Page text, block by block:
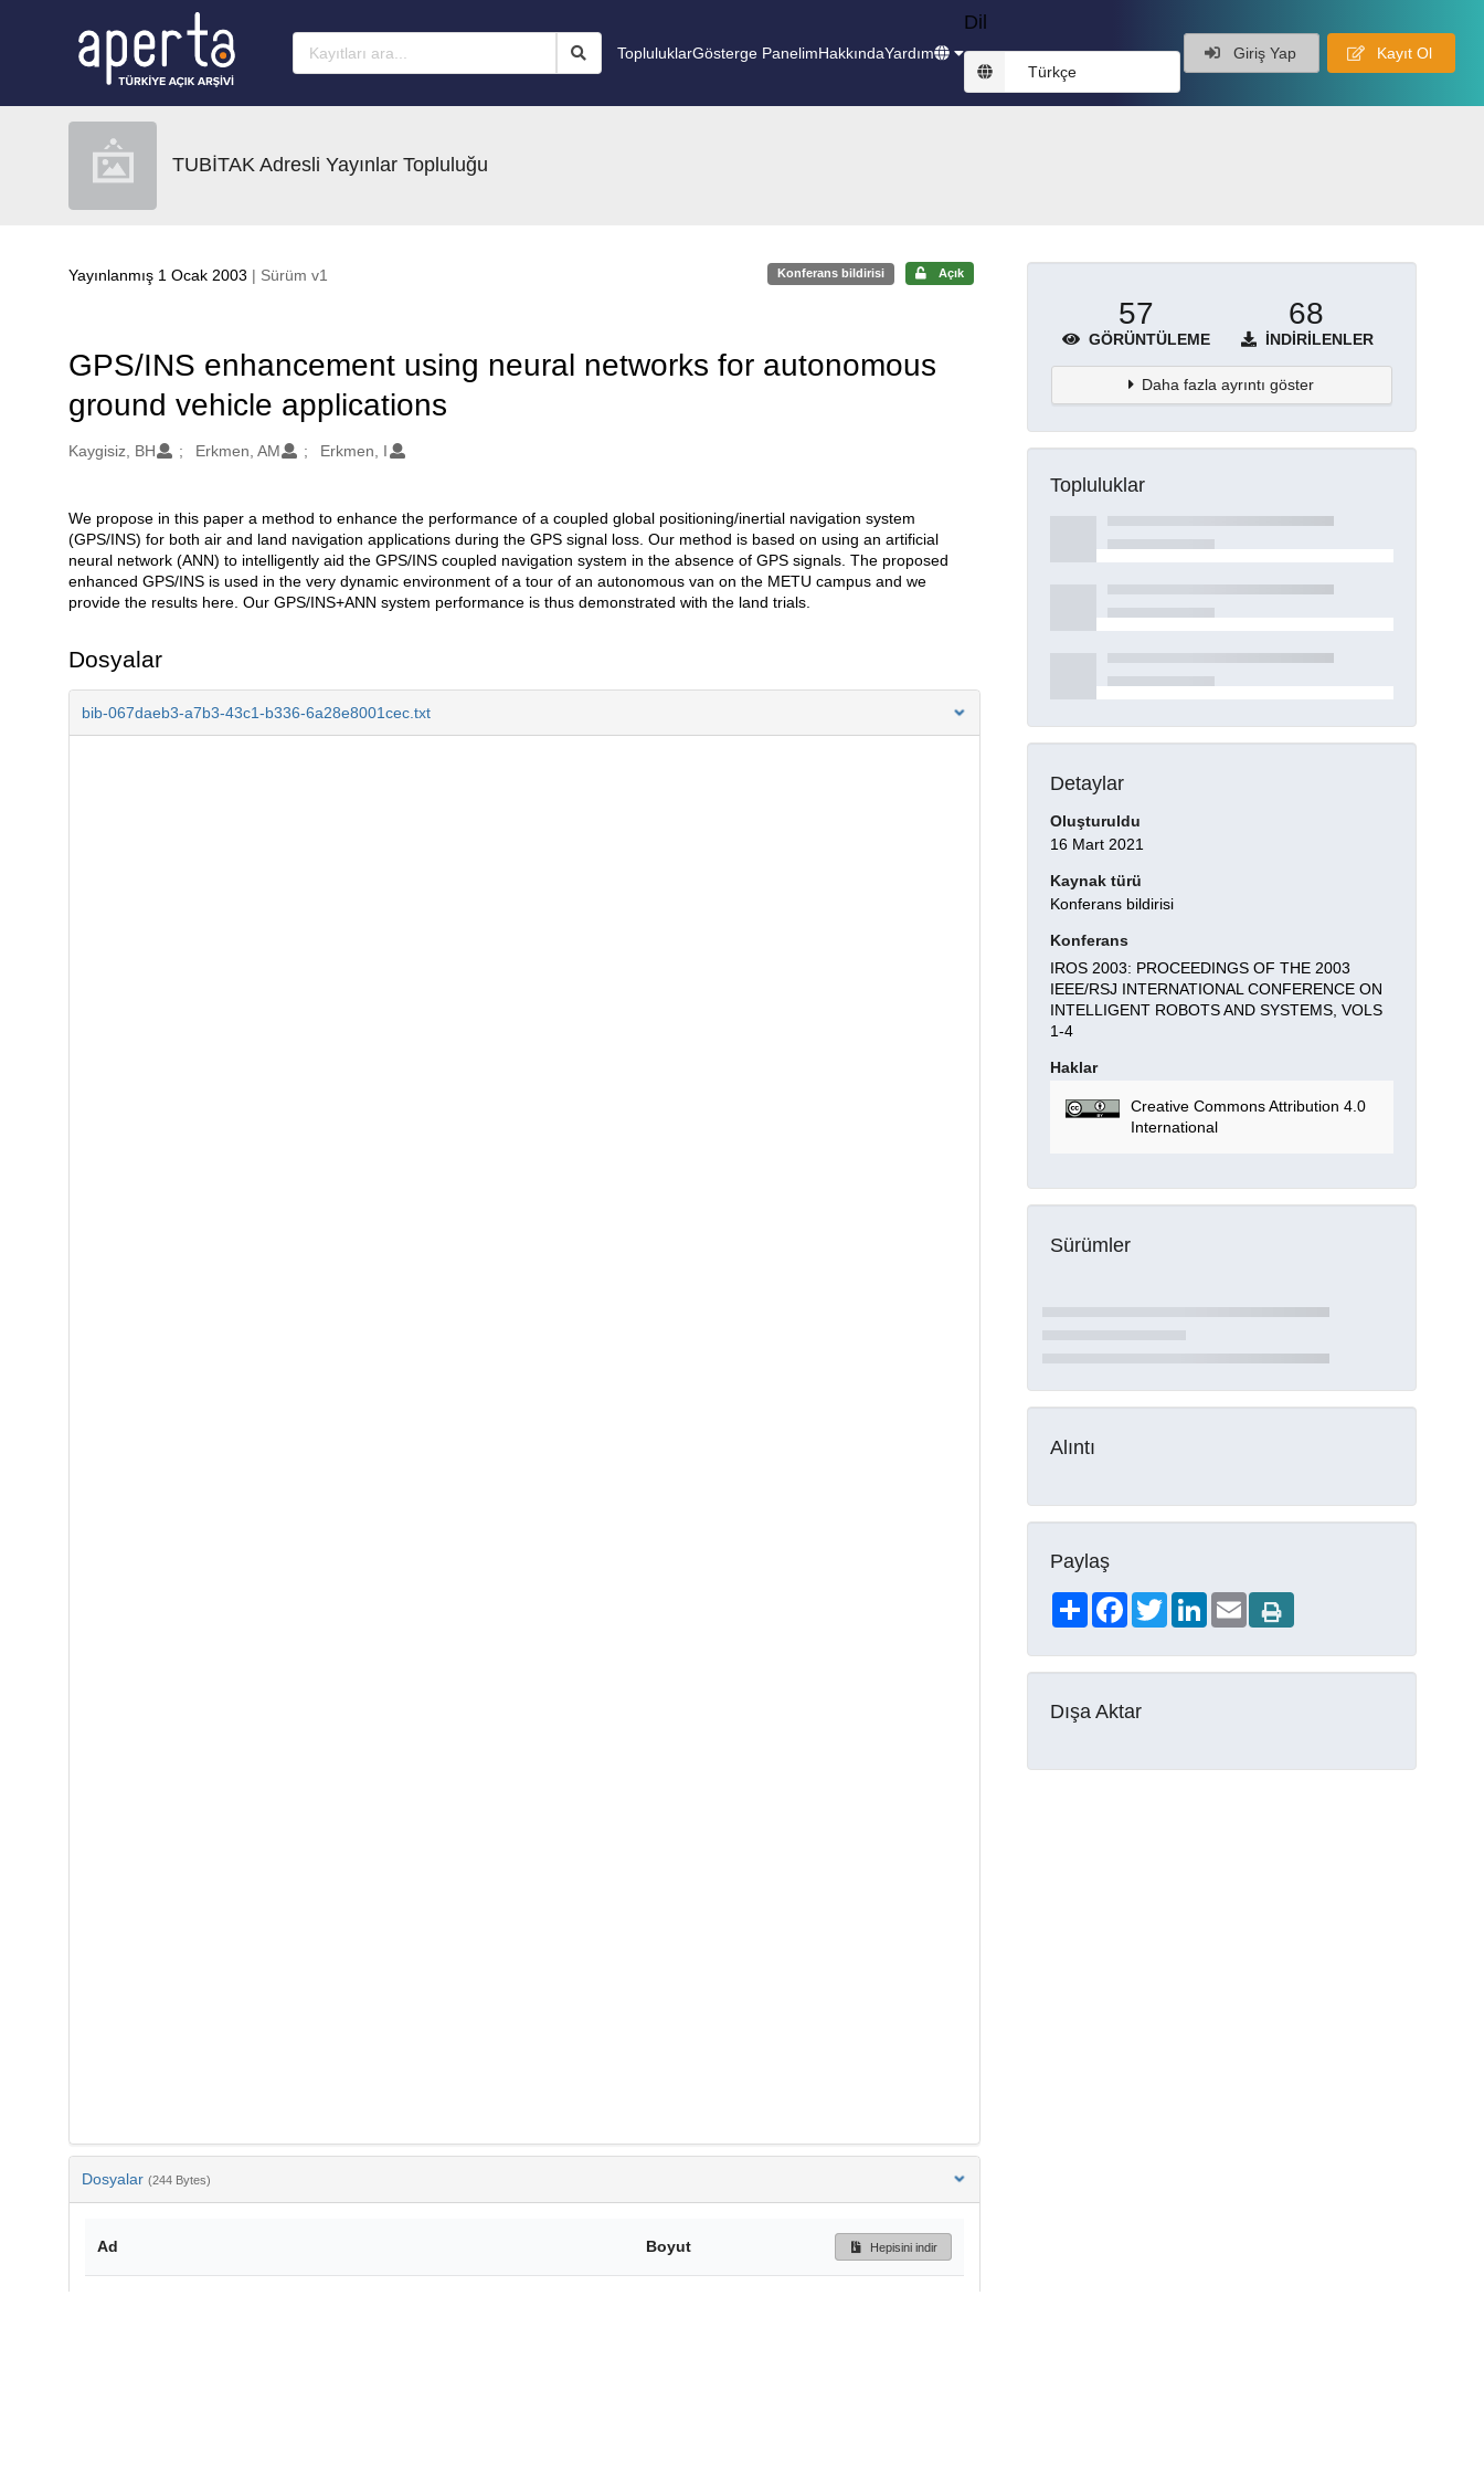
TopluluklarGösterge PanelimHakkındaYardım
Dil
Türkçe
Giriş Yap Kayıt Ol
TUBİTAK Adresli Yayınlar Topluluğu
Yayınlanmış 1 Ocak 2003 | Sürüm v1 Konferans bildirisi Açık
GPS/INS enhancement using neural networks for autonomous
ground vehicle applications
Oluşturanlar
Kaygisiz, BH Erkmen, AM Erkmen, I
Açıklama
We propose in this paper a method to enhance the performance of a coupled global positioning/inertial navigation system
(GPS/INS) for both air and land navigation applications during the GPS signal loss. Our method is based on using an artificial
neural network (ANN) to intelligently aid the GPS/INS coupled navigation system in the absence of GPS signals. The proposed
enhanced GPS/INS is used in the very dynamic environment of a tour of an autonomous van on the METU campus and we
provide the results here. Our GPS/INS+ANN system performance is thus demonstrated with the land trials.
Dosyalar
bib-067daeb3-a7b3-43c1-b336-6a28e8001cec.txt
Dosyalar (244 Bytes)
Ad Boyut Hepisini indir
57
GÖRÜNTÜLEME
68
İNDIRILENLER
Daha fazla ayrıntı göster
Topluluklar
Detaylar
Oluşturuldu
16 Mart 2021
Kaynak türü
Konferans bildirisi
Konferans
IROS 2003: PROCEEDINGS OF THE 2003
IEEE/RSJ INTERNATIONAL CONFERENCE ON
INTELLIGENT ROBOTS AND SYSTEMS, VOLS
1-4
Haklar
Creative Commons Attribution 4.0
International
Sürümler
Alıntı
Paylaş
ShareFacebookTwitterLinkedIn
Email
Dışa Aktar